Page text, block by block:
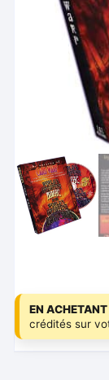
EN
crédités sur